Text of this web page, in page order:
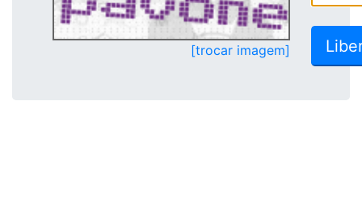
[trocar imagem]